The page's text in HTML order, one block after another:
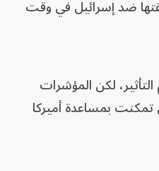
ضد إسرائيل في وقت
لكن المؤشرات
تمكنت بمساعدة أميركا